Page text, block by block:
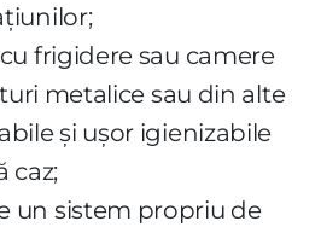
frigidere sau camere
metalice sau din alte
şi uşor igienizabile
caz;
un sistem propriu de